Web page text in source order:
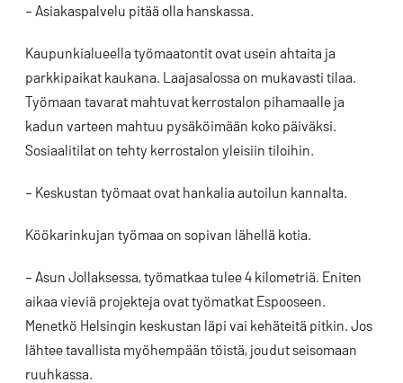
– Asiakaspalvelu pitää olla hanskassa.
Kaupunkialueella työmaatontit ovat usein ahtaita ja
parkkipaikat kaukana. Laajasalossa on mukavasti tilaa.
Työmaan tavarat mahtuvat kerrostalon pihamaalle ja
kadun varteen mahtuu pysäköimään koko päiväksi.
Sosiaalitilat on tehty kerrostalon yleisiin tiloihin.
– Keskustan työmaat ovat hankalia autoilun kannalta.
Köökarinkujan työmaa on sopivan lähellä kotia.
– Asun Jollaksessa, työmatkaa tulee 4 kilometriä. Eniten
aikaa vieviä projekteja ovat työmatkat Espooseen.
Menetkö Helsingin keskustan läpi vai kehäteitä pitkin. Jos
lähtee tavallista myöhempään töistä, joudut seisomaan
ruuhkassa.